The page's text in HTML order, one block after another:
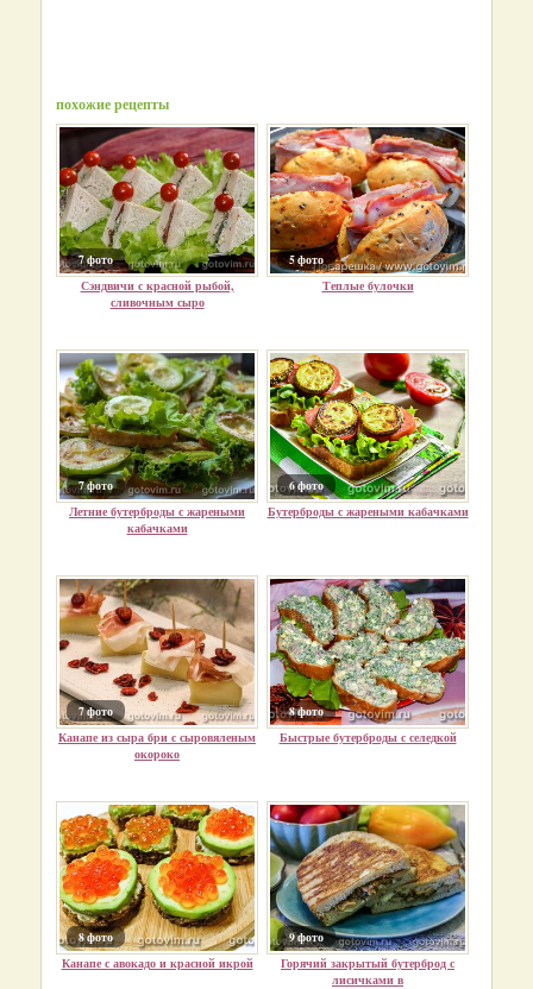
похожие рецепты
7 фото
Сэндвичи с красной рыбой,
сливочным сыро
5 фото
Теплые булочки
7 фото
Летние бутерброды с жареными
кабачками
6 фото
Бутерброды с жареными кабачками
7 фото
Канапе из сыра бри с сыровяленым
окороко
8 фото
Быстрые бутерброды с селедкой
8 фото
Канапе с авокадо и красной икрой
9 фото
Горячий закрытый бутерброд с
лисичками в